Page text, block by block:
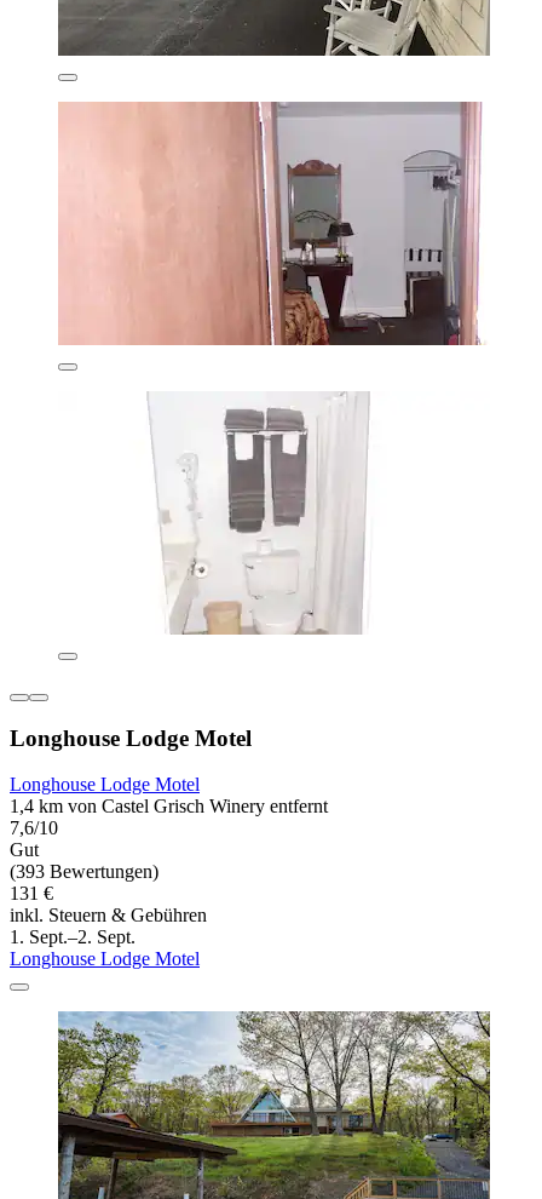
Longhouse Lodge Motel
Longhouse Lodge Motel
1,4 km von Castel Grisch Winery entfernt
7,6/10
Gut
(393 Bewertungen)
131 €
inkl. Steuern & Gebühren
1. Sept.–2. Sept.
Longhouse Lodge Motel